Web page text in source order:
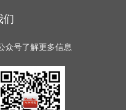
们
众号了解更多信息